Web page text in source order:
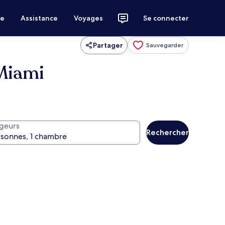
Assistance Voyages Se connecter
Partager Sauvegarder
Rechercher